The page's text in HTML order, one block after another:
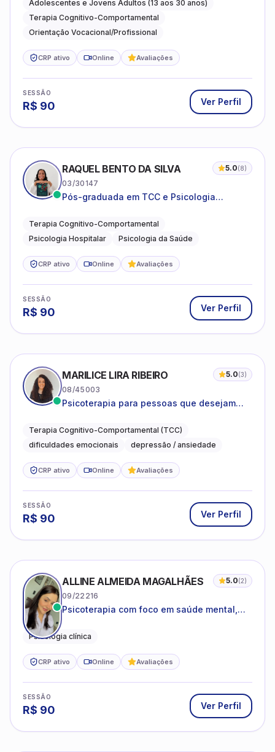
profissional
Adolescentes e Jovens Adultos (13 aos 30 anos)
Terapia Cognitivo-Comportamental
Orientação Vocacional/Profissional
CRP ativo Online Avaliações
SESSÃO
R$ 90 Ver Perfil
RAQUEL BENTO DA SILVA 5.0(8)
03/30147
Pós-graduada em TCC e Psicologia
Terapia Cognitivo-Comportamental
Psicologia Hospitalar
Psicologia da Saúde
CRP ativo Online Avaliações
SESSÃO
R$ 90 Ver Perfil
MARILICE LIRA RIBEIRO 5.0(3)
08/45003
Psicoterapia para pessoas que desejam
dificuldades do dia a dia
Terapia Cognitivo-Comportamental (TCC)
dificuldades emocionais
depressão / ansiedade
CRP ativo Online Avaliações
SESSÃO
R$ 90 Ver Perfil
ALLINE ALMEIDA MAGALHÃES 5.0(2)
09/22216
Psicoterapia com foco em saúde mental,
adolescentes e adultos.
Psicologia clínica
CRP ativo Online Avaliações
SESSÃO
R$ 90 Ver Perfil